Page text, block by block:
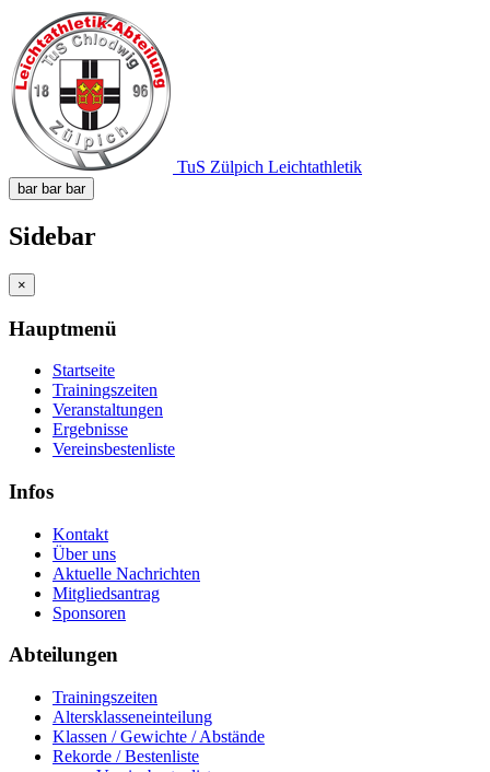
TuS Zülpich Leichtathletik
bar bar bar
Sidebar
×
Hauptmenü
Startseite
Trainingszeiten
Veranstaltungen
Ergebnisse
Vereinsbestenliste
Infos
Kontakt
Über uns
Aktuelle Nachrichten
Mitgliedsantrag
Sponsoren
Abteilungen
Trainingszeiten
Altersklasseneinteilung
Klassen / Gewichte / Abstände
Rekorde / Bestenliste